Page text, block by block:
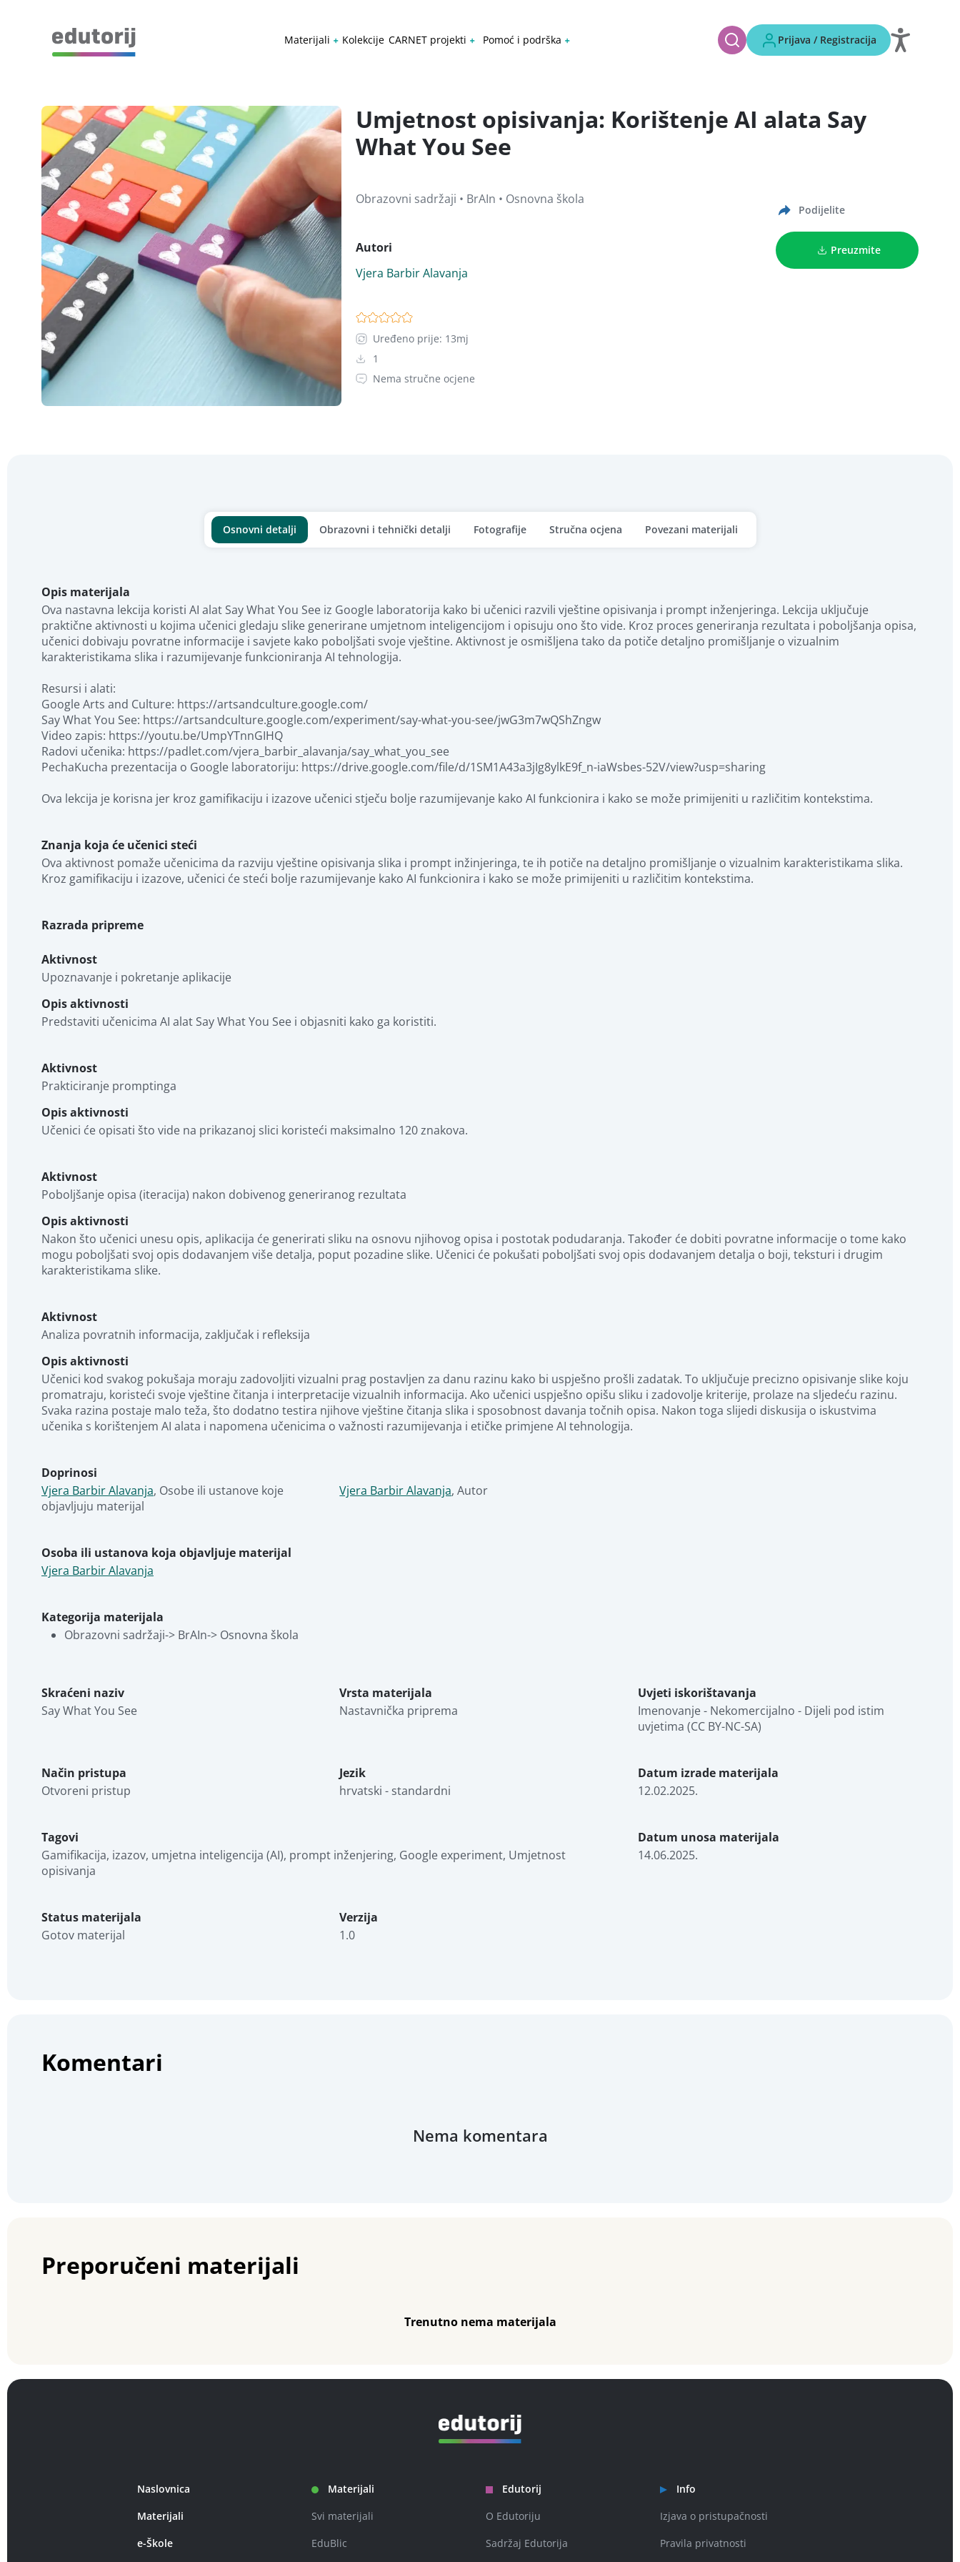
Materijali Kolekcije CARNET projekti Pomoć i podrška Prijava / Registracija
Umjetnost opisivanja: Korištenje AI alata Say
What You See
Obrazovni sadržaji • BrAIn • Osnovna škola
Autori
Vjera Barbir Alavanja
Uređeno prije: 13mj
1
Nema stručne ocjene
Podijelite
Preuzmite
Osnovni detalji Obrazovni i tehnički detalji Fotografije Stručna ocjena Povezani materijali
Opis materijala
Ova nastavna lekcija koristi AI alat Say What You See iz Google laboratorija kako bi učenici razvili vještine opisivanja i prompt inženjeringa. Lekcija uključuje
praktične aktivnosti u kojima učenici gledaju slike generirane umjetnom inteligencijom i opisuju ono što vide. Kroz proces generiranja rezultata i poboljšanja opisa,
učenici dobivaju povratne informacije i savjete kako poboljšati svoje vještine. Aktivnost je osmišljena tako da potiče detaljno promišljanje o vizualnim
karakteristikama slika i razumijevanje funkcioniranja AI tehnologija.
Resursi i alati:
Google Arts and Culture: https://artsandculture.google.com/
Say What You See: https://artsandculture.google.com/experiment/say-what-you-see/jwG3m7wQShZngw
Video zapis: https://youtu.be/UmpYTnnGIHQ
Radovi učenika: https://padlet.com/vjera_barbir_alavanja/say_what_you_see
PechaKucha prezentacija o Google laboratoriju: https://drive.google.com/file/d/1SM1A43a3jIg8ylkE9f_n-iaWsbes-52V/view?usp=sharing
Ova lekcija je korisna jer kroz gamifikaciju i izazove učenici stječu bolje razumijevanje kako AI funkcionira i kako se može primijeniti u različitim kontekstima.
Znanja koja će učenici steći
Ova aktivnost pomaže učenicima da razviju vještine opisivanja slika i prompt inžinjeringa, te ih potiče na detaljno promišljanje o vizualnim karakteristikama slika.
Kroz gamifikaciju i izazove, učenici će steći bolje razumijevanje kako AI funkcionira i kako se može primijeniti u različitim kontekstima.
Razrada pripreme
Aktivnost
Upoznavanje i pokretanje aplikacije
Opis aktivnosti
Predstaviti učenicima AI alat Say What You See i objasniti kako ga koristiti.
Aktivnost
Prakticiranje promptinga
Opis aktivnosti
Učenici će opisati što vide na prikazanoj slici koristeći maksimalno 120 znakova.
Aktivnost
Poboljšanje opisa (iteracija) nakon dobivenog generiranog rezultata
Opis aktivnosti
Nakon što učenici unesu opis, aplikacija će generirati sliku na osnovu njihovog opisa i postotak podudaranja. Također će dobiti povratne informacije o tome kako
mogu poboljšati svoj opis dodavanjem više detalja, poput pozadine slike. Učenici će pokušati poboljšati svoj opis dodavanjem detalja o boji, teksturi i drugim
karakteristikama slike.
Aktivnost
Analiza povratnih informacija, zaključak i refleksija
Opis aktivnosti
Učenici kod svakog pokušaja moraju zadovoljiti vizualni prag postavljen za danu razinu kako bi uspješno prošli zadatak. To uključuje precizno opisivanje slike koju
promatraju, koristeći svoje vještine čitanja i interpretacije vizualnih informacija. Ako učenici uspješno opišu sliku i zadovolje kriterije, prolaze na sljedeću razinu.
Svaka razina postaje malo teža, što dodatno testira njihove vještine čitanja slika i sposobnost davanja točnih opisa. Nakon toga slijedi diskusija o iskustvima
učenika s korištenjem AI alata i napomena učenicima o važnosti razumijevanja i etičke primjene AI tehnologija.
Doprinosi
Vjera Barbir Alavanja, Osobe ili ustanove koje
objavljuju materijal
Vjera Barbir Alavanja, Autor
Osoba ili ustanova koja objavljuje materijal
Vjera Barbir Alavanja
Kategorija materijala
Obrazovni sadržaji-> BrAIn-> Osnovna škola
Skraćeni naziv
Say What You See
Vrsta materijala
Nastavnička priprema
Uvjeti iskorištavanja
Imenovanje - Nekomercijalno - Dijeli pod istim
uvjetima (CC BY-NC-SA)
Način pristupa
Otvoreni pristup
Jezik
hrvatski - standardni
Datum izrade materijala
12.02.2025.
Tagovi
Gamifikacija, izazov, umjetna inteligencija (AI), prompt inženjering, Google experiment, Umjetnost
opisivanja
Datum unosa materijala
14.06.2025.
Status materijala
Gotov materijal
Verzija
1.0
Komentari
Nema komentara
Preporučeni materijali
Trenutno nema materijala
Naslovnica
Materijali
e-Škole
Materijali
Svi materijali
EduBlic
Edutorij
O Edutoriju
Sadržaj Edutorija
Info
Izjava o pristupačnosti
Pravila privatnosti